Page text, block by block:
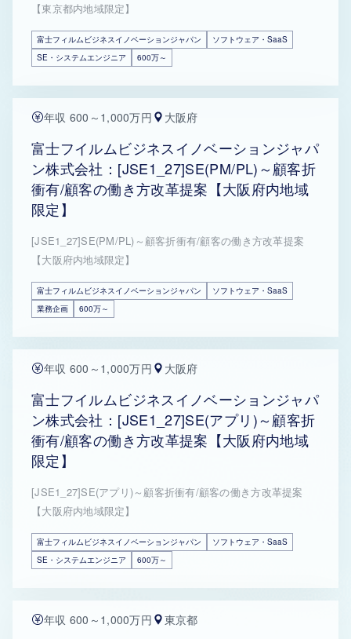
【東京都内地域限定】
富士フィルムビジネスイノベーションジャパン
ソフトウェア・SaaS
SE・システムエンジニア
600万～
年収 600～1,000万円 大阪府
富士フイルムビジネスイノベーションジャパ
ン株式会社：[JSE1_27]SE(PM/PL)～顧客折
衝有/顧客の働き方改革提案【大阪府内地域
限定】
[JSE1_27]SE(PM/PL)～顧客折衝有/顧客の働き方改革提案
【大阪府内地域限定】
富士フィルムビジネスイノベーションジャパン
ソフトウェア・SaaS
業務企画
600万～
年収 600～1,000万円 大阪府
富士フイルムビジネスイノベーションジャパ
ン株式会社：[JSE1_27]SE(アプリ)～顧客折
衝有/顧客の働き方改革提案【大阪府内地域
限定】
[JSE1_27]SE(アプリ)～顧客折衝有/顧客の働き方改革提案
【大阪府内地域限定】
富士フィルムビジネスイノベーションジャパン
ソフトウェア・SaaS
SE・システムエンジニア
600万～
年収 600～1,000万円 東京都